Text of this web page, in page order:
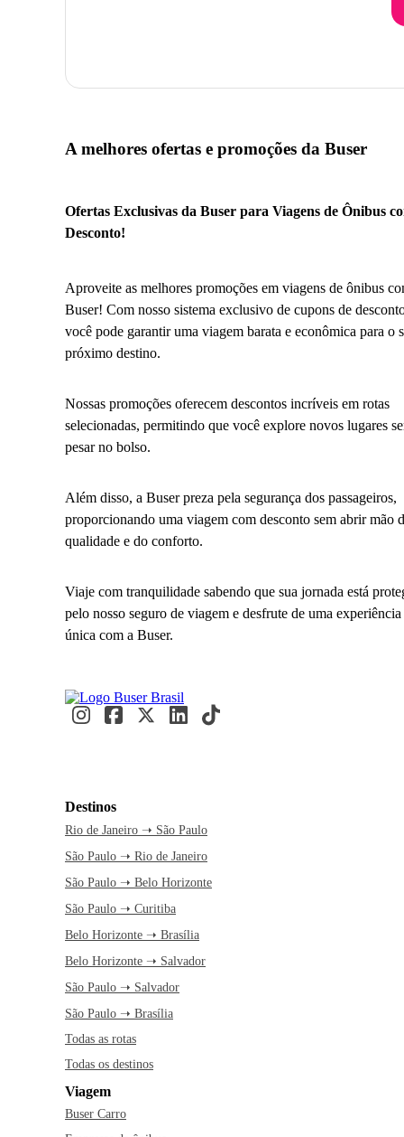
A melhores ofertas e promoções da Buser
Ofertas Exclusivas da Buser para Viagens de Ônibus
Desconto!
Aproveite as melhores promoções em viagens de ônibus
Buser! Com nosso sistema exclusivo de cupons de
você pode garantir uma viagem barata e econômica para o
próximo destino.
Nossas promoções oferecem descontos incríveis em rotas
selecionadas, permitindo que você explore novos lugares
pesar no bolso.
Além disso, a Buser preza pela segurança dos passageiros,
proporcionando uma viagem com desconto sem abrir mão
qualidade e do conforto.
Viaje com tranquilidade sabendo que sua jornada está
pelo nosso seguro de viagem e desfrute de uma experiência
única com a Buser.
Destinos
Rio de Janeiro ➝ São Paulo
São Paulo ➝ Rio de Janeiro
São Paulo ➝ Belo Horizonte
São Paulo ➝ Curitiba
Belo Horizonte ➝ Brasília
Belo Horizonte ➝ Salvador
São Paulo ➝ Salvador
São Paulo ➝ Brasília
Todas as rotas
Todas os destinos
Viagem
Buser Carro